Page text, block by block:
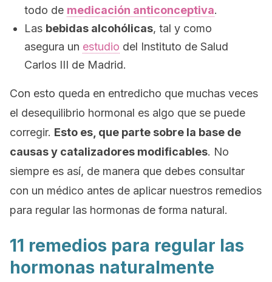
todo de medicación anticonceptiva.
Las bebidas alcohólicas, tal y como
asegura un estudio del Instituto de Salud
Carlos III de Madrid.
Con esto queda en entredicho que muchas veces
el desequilibrio hormonal es algo que se puede
corregir. Esto es, que parte sobre la base de
causas y catalizadores modificables. No
siempre es así, de manera que debes consultar
con un médico antes de aplicar nuestros remedios
para regular las hormonas de forma natural.
11 remedios para regular las
hormonas naturalmente